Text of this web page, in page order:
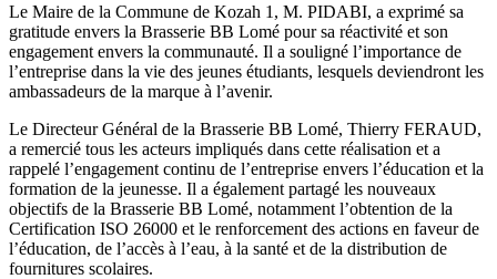
Le Maire de la Commune de Kozah 1, M. PIDABI, a exprimé sa
gratitude envers la Brasserie BB Lomé pour sa réactivité et son
engagement envers la communauté. Il a souligné l’importance de
l’entreprise dans la vie des jeunes étudiants, lesquels deviendront les
ambassadeurs de la marque à l’avenir.
Le Directeur Général de la Brasserie BB Lomé, Thierry FERAUD,
a remercié tous les acteurs impliqués dans cette réalisation et a
rappelé l’engagement continu de l’entreprise envers l’éducation et la
formation de la jeunesse. Il a également partagé les nouveaux
objectifs de la Brasserie BB Lomé, notamment l’obtention de la
Certification ISO 26000 et le renforcement des actions en faveur de
l’éducation, de l’accès à l’eau, à la santé et de la distribution de
fournitures scolaires.